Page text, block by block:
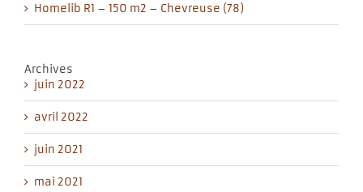
Homelib R1 – 150 m2 – Chevreuse (78)
Archives
juin 2022
avril 2022
juin 2021
mai 2021